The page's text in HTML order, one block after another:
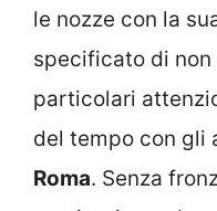
le nozze con la
specificato di
particolari
del tempo con gli
Roma. Senza